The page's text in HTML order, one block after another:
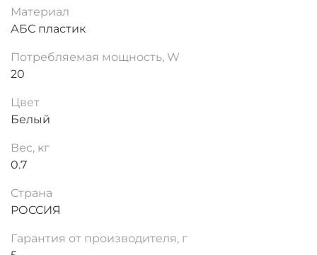
Материал
АБС пластик
Потребляемая мощность, W
20
Цвет
Белый
Вес, кг
0.7
Страна
РОССИЯ
Гарантия от производителя, г